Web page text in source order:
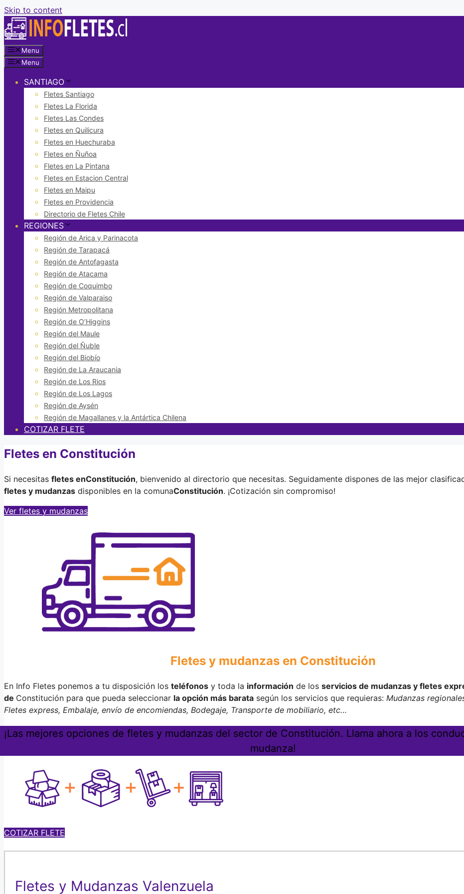
Skip to content
Menu
Menu
SANTIAGO
Fletes Santiago
Fletes La Florida
Fletes Las Condes
Fletes en Quilicura
Fletes en Huechuraba
Fletes en Ñuñoa
Fletes en La Pintana
Fletes en Estacion Central
Fletes en Maipu
Fletes en Providencia
Directorio de Fletes Chile
REGIONES
Región de Arica y Parinacota
Región de Tarapacá
Región de Antofagasta
Región de Atacama
Región de Coquimbo
Región de Valparaiso
Región Metropolitana
Región de O’Higgins
Región del Maule
Región del Ñuble
Región del Biobío
Región de La Araucania
Región de Los Rios
Región de Los Lagos
Región de Aysén
Región de Magallanes y la Antártica Chilena
COTIZAR FLETE
Fletes en Constitución
Si necesitas fletes enConstitución, bienvenido al directorio que necesitas. Seguidamente dispones de las mejor
fletes y mudanzas disponibles en la comunaConstitución. ¡Cotización sin compromiso!
Ver fletes y mudanzas
Fletes y mudanzas en Constitución
En Info Fletes ponemos a tu disposición los teléfonos y toda la información de los servicios de mudanzas y fletes
de Constitución para que pueda seleccionar la opción más barata según los servicios que requieras: Mudanzas
Fletes express, Embalaje, envío de encomiendas, Bodegaje, Transporte de mobiliario, etc…
¡Las mejores opciones de fletes y mudanzas del sector de Constitución. Llama ahora a los
mudanza!
COTIZAR FLETE
Fletes y Mudanzas Valenzuela